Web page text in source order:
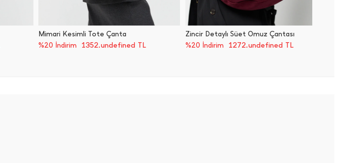
Mimari Kesimli Tote Çanta
%20 İndirim
1352.undefined TL
Zincir Detaylı Süet Omuz Çantası
%20 İndirim
1272.undefined TL